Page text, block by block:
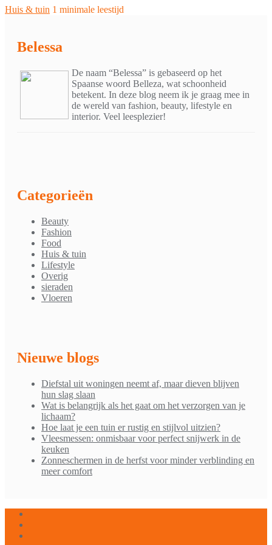
Huis & tuin 1 minimale leestijd
Belessa
De naam “Belessa” is gebaseerd op het
Spaanse woord Belleza, wat schoonheid
betekent. In deze blog neem ik je graag mee in
de wereld van fashion, beauty, lifestyle en
interior. Veel leesplezier!
Categorieën
Beauty
Fashion
Food
Huis & tuin
Lifestyle
Overig
sieraden
Vloeren
Nieuwe blogs
Diefstal uit woningen neemt af, maar dieven blijven
hun slag slaan
Wat is belangrijk als het gaat om het verzorgen van je
lichaam?
Hoe laat je een tuin er rustig en stijlvol uitzien?
Vleesmessen: onmisbaar voor perfect snijwerk in de
keuken
Zonneschermen in de herfst voor minder verblinding en
meer comfort